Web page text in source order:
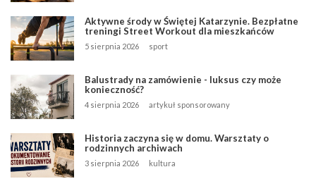
Aktywne środy w Świętej Katarzynie. Bezpłatne
treningi Street Workout dla mieszkańców
5 sierpnia 2026 sport
Balustrady na zamówienie - luksus czy może
konieczność?
4 sierpnia 2026 artykuł sponsorowany
Historia zaczyna się w domu. Warsztaty o
rodzinnych archiwach
3 sierpnia 2026 kultura